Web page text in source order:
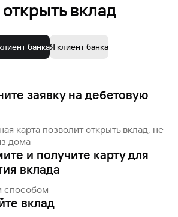
вклад
банкаЯ клиент банка
заявку на дебетовую
карта позволит открыть вклад, не
дома
и получите карту для
вклада
способом
вклад